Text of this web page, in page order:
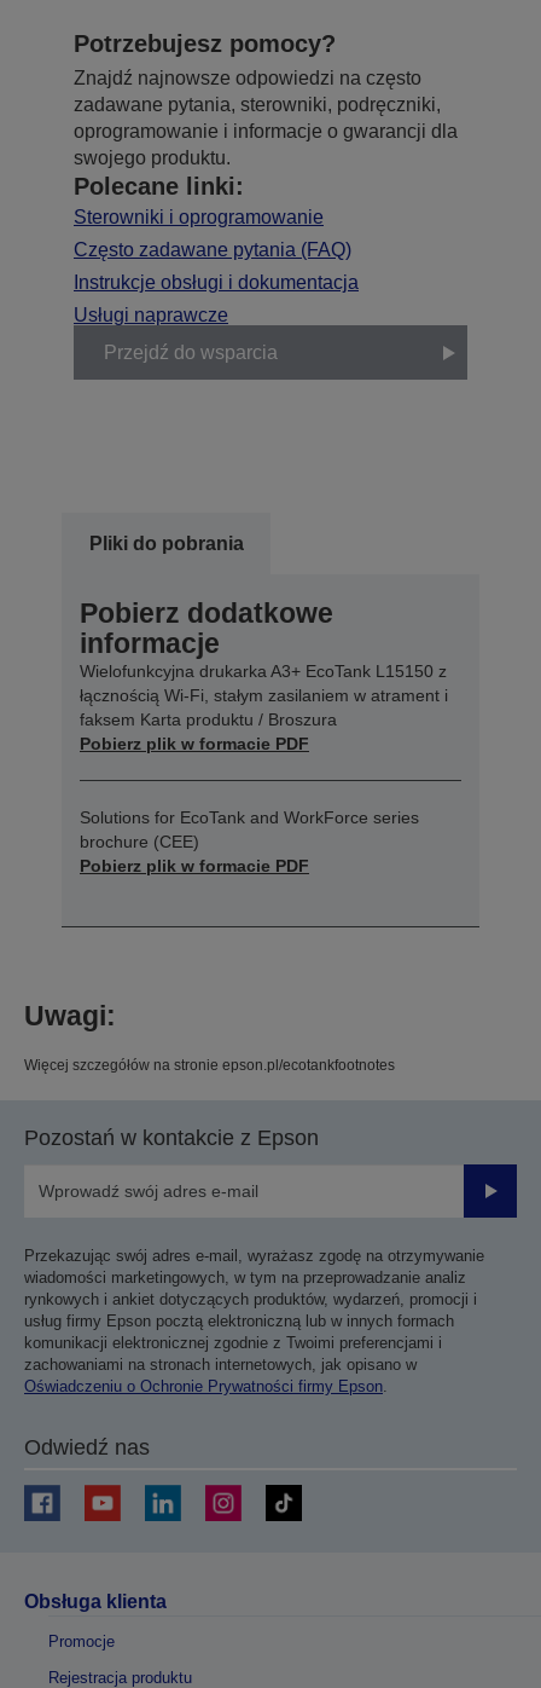
Potrzebujesz pomocy?
Znajdź najnowsze odpowiedzi na często
zadawane pytania, sterowniki, podręczniki,
oprogramowanie i informacje o gwarancji dla
swojego produktu.
Polecane linki:
Sterowniki i oprogramowanie
Często zadawane pytania (FAQ)
Instrukcje obsługi i dokumentacja
Usługi naprawcze
Przejdź do wsparcia
Pliki do pobrania
Pobierz dodatkowe
informacje
Wielofunkcyjna drukarka A3+ EcoTank L15150 z
łącznością Wi-Fi, stałym zasilaniem w atrament i
faksem Karta produktu / Broszura
Pobierz plik w formacie PDF
Solutions for EcoTank and WorkForce series
brochure (CEE)
Pobierz plik w formacie PDF
Uwagi:
Więcej szczegółów na stronie epson.pl/ecotankfootnotes
Pozostań w kontakcie z Epson
Przekazując swój adres e-mail, wyrażasz zgodę na otrzymywanie
wiadomości marketingowych, w tym na przeprowadzanie analiz
rynkowych i ankiet dotyczących produktów, wydarzeń, promocji i
usług firmy Epson pocztą elektroniczną lub w innych formach
komunikacji elektronicznej zgodnie z Twoimi preferencjami i
zachowaniami na stronach internetowych, jak opisano w
Oświadczeniu o Ochronie Prywatności firmy Epson.
Odwiedź nas
Obsługa klienta
Promocje
Rejestracja produktu